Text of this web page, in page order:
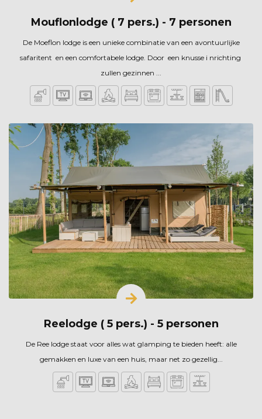
Mouflonlodge ( 7 pers.) - 7 personen
De Moeflon lodge is een unieke combinatie van een avontuurlijke
safaritent en een comfortabele lodge. Door een knusse i nrichting
zullen gezinnen ...
Reelodge ( 5 pers.) - 5 personen
De Ree lodge staat voor alles wat glamping te bieden heeft: alle
gemakken en luxe van een huis, maar net zo gezellig...